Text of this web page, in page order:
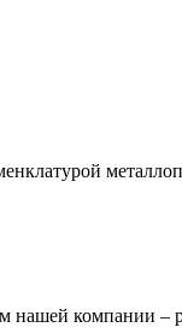
нашей компании –